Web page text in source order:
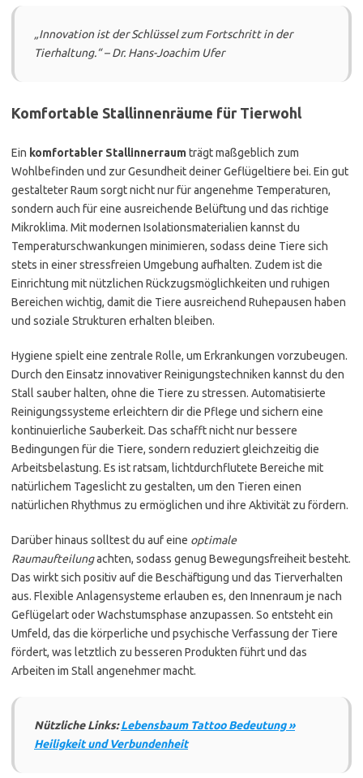
„Innovation ist der Schlüssel zum Fortschritt in der
Tierhaltung.“ – Dr. Hans-Joachim Ufer
Komfortable Stallinnenräume für Tierwohl
Ein komfortabler Stallinnerraumträgt maßgeblich zum
Wohlbefinden und zur Gesundheit deiner Geflügeltiere bei. Ein gut
gestalteter Raum sorgt nicht nur für angenehme Temperaturen,
sondern auch für eine ausreichende Belüftung und das richtige
Mikroklima. Mit modernen Isolationsmaterialien kannst du
Temperaturschwankungen minimieren, sodass deine Tiere sich
stets in einer stressfreien Umgebung aufhalten. Zudem ist die
Einrichtung mit nützlichen Rückzugsmöglichkeiten und ruhigen
Bereichen wichtig, damit die Tiere ausreichend Ruhepausen haben
und soziale Strukturen erhalten bleiben.
Hygiene spielt eine zentrale Rolle, um Erkrankungen vorzubeugen.
Durch den Einsatz innovativer Reinigungstechniken kannst du den
Stall sauber halten, ohne die Tiere zu stressen. Automatisierte
Reinigungssysteme erleichtern dir die Pflege und sichern eine
kontinuierliche Sauberkeit. Das schafft nicht nur bessere
Bedingungen für die Tiere, sondern reduziert gleichzeitig die
Arbeitsbelastung. Es ist ratsam, lichtdurchflutete Bereiche mit
natürlichem Tageslicht zu gestalten, um den Tieren einen
natürlichen Rhythmus zu ermöglichen und ihre Aktivität zu fördern.
Darüber hinaus solltest du auf eine optimale
Raumaufteilungachten, sodass genug Bewegungsfreiheit besteht.
Das wirkt sich positiv auf die Beschäftigung und das Tierverhalten
aus. Flexible Anlagensysteme erlauben es, den Innenraum je nach
Geflügelart oder Wachstumsphase anzupassen. So entsteht ein
Umfeld, das die körperliche und psychische Verfassung der Tiere
fördert, was letztlich zu besseren Produkten führt und das
Arbeiten im Stall angenehmer macht.
Nützliche Links:Lebensbaum Tattoo Bedeutung »
Heiligkeit und Verbundenheit